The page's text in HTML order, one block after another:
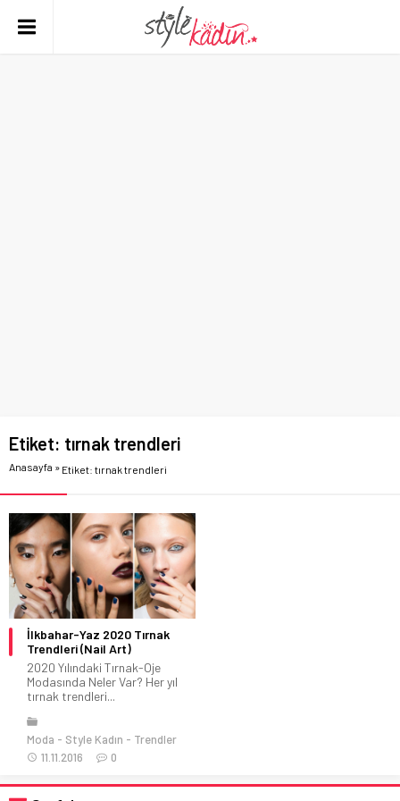
Etiket: tırnak trendleri
Anasayfa » Etiket: tırnak trendleri
İlkbahar-Yaz 2020 Tırnak
Trendleri (Nail Art)
2020 Yılındaki Tırnak-Oje
Modasında Neler Var? Her yıl
tırnak trendleri...
Moda Style Kadın
Trendler
11.11.2016
0